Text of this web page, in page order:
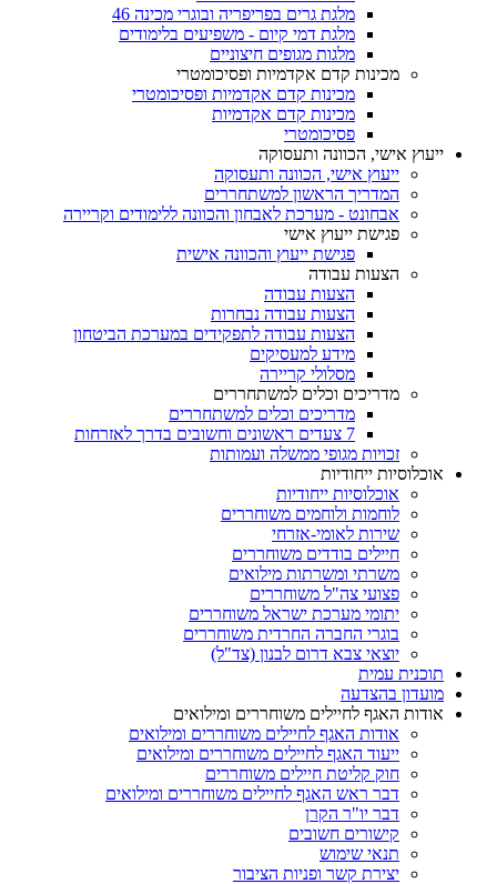
מלגת גרים בפריפריה ובוגרי מכינה 46
מלגת דמי קיום - משפיעים בלימודים
מלגות מגופים חיצוניים
מכינות קדם אקדמיות ופסיכומטרי
מכינות קדם אקדמיות ופסיכומטרי
מכינות קדם אקדמיות
פסיכומטרי
ייעוץ אישי, הכוונה ותעסוקה
ייעוץ אישי, הכוונה ותעסוקה
המדריך הראשון למשתחררים
אבחונט - מערכת לאבחון והכוונה ללימודים וקריירה
פגישת ייעוץ אישי
פגישת ייעוץ והכוונה אישית
הצעות עבודה
הצעות עבודה
הצעות עבודה נבחרות
הצעות עבודה לתפקידים במערכת הביטחון
מידע למעסיקים
מסלולי קריירה
מדריכים וכלים למשתחררים
מדריכים וכלים למשתחררים
7 צעדים ראשונים וחשובים בדרך לאזרחות
זכויות מגופי ממשלה ועמותות
אוכלוסיות ייחודיות
אוכלוסיות ייחודיות
לוחמות ולוחמים משוחררים
שירות לאומי-אזרחי
חיילים בודדים משוחררים
משרתי ומשרתות מילואים
פצועי צה"ל משוחררים
יתומי מערכת ישראל משוחררים
בוגרי החברה החרדית משוחררים
יוצאי צבא דרום לבנון (צד"ל)
תוכנית עמית
מועדון בהצדעה
אודות האגף לחיילים משוחררים ומילואים
אודות האגף לחיילים משוחררים ומילואים
ייעוד האגף לחיילים משוחררים ומילואים
חוק קליטת חיילים משוחררים
דבר ראש האגף לחיילים משוחררים ומילואים
דבר יו"ר הקרן
קישורים חשובים
תנאי שימוש
יצירת קשר ופניות הציבור